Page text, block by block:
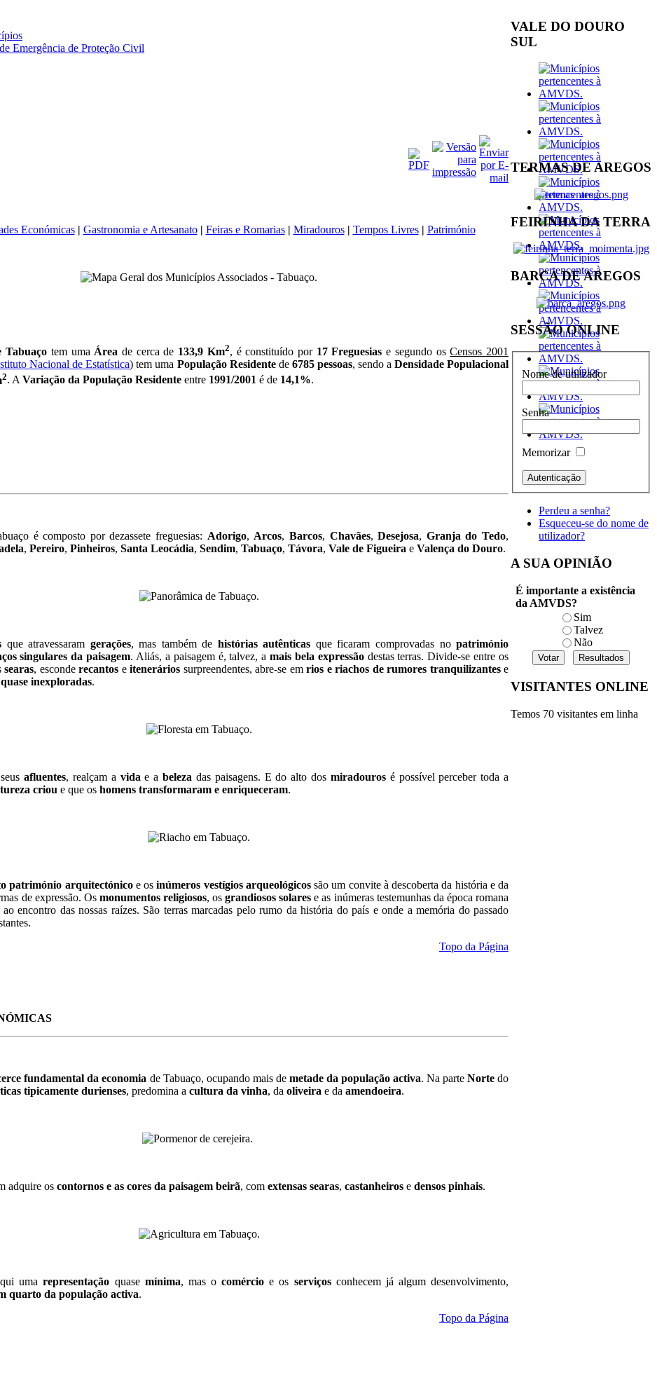
Emergência de Proteção Civil
Económicas | Gastronomia e Artesanato | Feiras e Romarias | Miradouros | Tempos Livres | Património
Tabuaço tem uma Área de cerca de 133,9 Km2, é constituído por 17 Freguesias e segundo osCensos 2001
Nacional de Estatística) tem uma População Residentede 6785 pessoas, sendo a Densidade Populacional
2. AVariação da População Residente entre 1991/2001 é de 14,1%.
é composto por dezassete freguesias: Adorigo, Arcos, Barcos, Chavães,Desejosa, Granja do Tedo,
, Pereiro, Pinheiros, Santa Leocádia, Sendim, Tabuaço, Távora, Vale de Figueira e Valença do Douro.
que atravessaram gerações, mas também de histórias autênticas que ficaram comprovadas nopatrimónio
singulares da paisagem. Aliás, a paisagem é, talvez, amais bela expressãodestas terras. Divide-se entre os
searas, esconderecantos eitenerários surpreendentes, abre-se emrios e riachos de rumores tranquilizantese
inexploradas.
afluentes, realçam a vida e abeleza das paisagens. E do alto dos miradourosé possível perceber toda a
criou e que os homens transformaram e enriqueceram.
património arquitectónicoe osinúmeros vestígios arqueológicossão um convite à descoberta da história e da
de expressão. Os monumentos religiosos, osgrandiosos solares e as inúmeras testemunhas da época romana
encontro das nossas raízes. São terras marcadas pelo rumo da história do país e onde a memória do passado
Topo da Página
fundamental da economia de Tabuaço, ocupando mais de metade da população activa. Na parte Norte do
tipicamente durienses, predomina a cultura da vinha, da oliveira e da amendoeira.
adquire os contornos e as cores da paisagem beirã, com extensas searas, castanheiros e densos pinhais.
umarepresentação quase mínima, mas ocomércio e os serviçosconhecem já algum desenvolvimento,
quarto da população activa.
Topo da Página
VALE DO DOURO
SUL
TERMAS DE AREGOS
FEIRINHA DA TERRA
BARCA DE AREGOS
SESSÃO ONLINE
Nome de utilizador
Senha
Memorizar
Perdeu a senha?
Esqueceu-se do nome de
utilizador?
A SUA OPINIÃO
É importante a existência
da AMVDS?
Sim
Talvez
Não
VISITANTES ONLINE
Temos 70 visitantes em linha